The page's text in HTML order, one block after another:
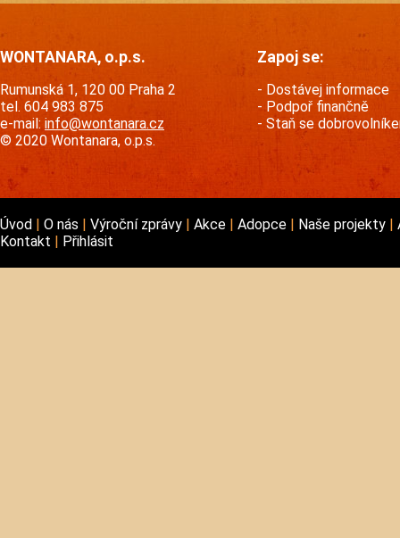
WONTANARA, o.p.s.
Rumunská 1, 120 00 Praha 2
tel. 604 983 875
e-mail: info@wontanara.cz
© 2020 Wontanara, o.p.s.
Zapoj se:
Dostávej informace
Podpoř finančně
Staň se
Úvod O nás Výroční zprávy Akce Adopce Naše projekty
Kontakt
Přihlásit